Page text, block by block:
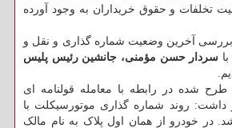
تخلفات و حقوق خریداران به وجود آورده
آخرین وضعیت شماره گذاری و نقل و
سردار حسن مؤمنی، جانشین رئیس پلیس
شده در رابطه با معامله قولنامه ای
داشت: روند شماره گذاری موتورسیکلت با
در خودرو از همان اول پلاک به نام مالک